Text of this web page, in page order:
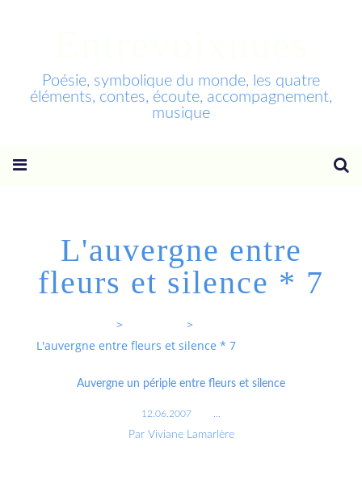
Poésie, symbolique du monde, les quatre
éléments, contes, écoute, accompagnement,
musique
L'auvergne entre
fleurs et silence * 7
>
>
L'auvergne entre fleurs et silence * 7
Auvergne un périple entre fleurs et silence
12.06.2007
Par Viviane Lamarlère